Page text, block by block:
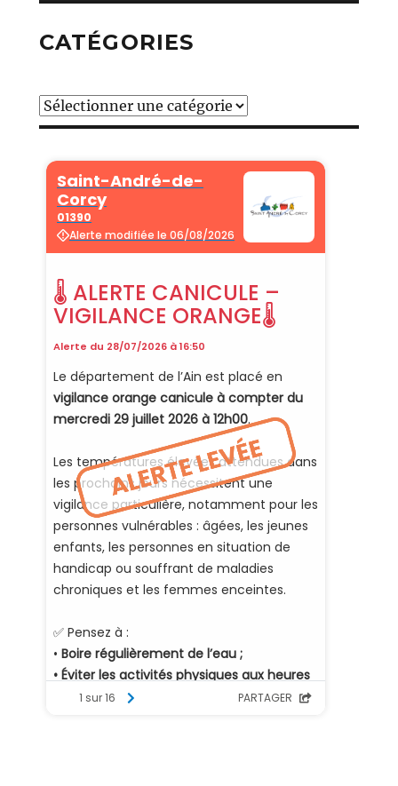
CATÉGORIES
Catégories